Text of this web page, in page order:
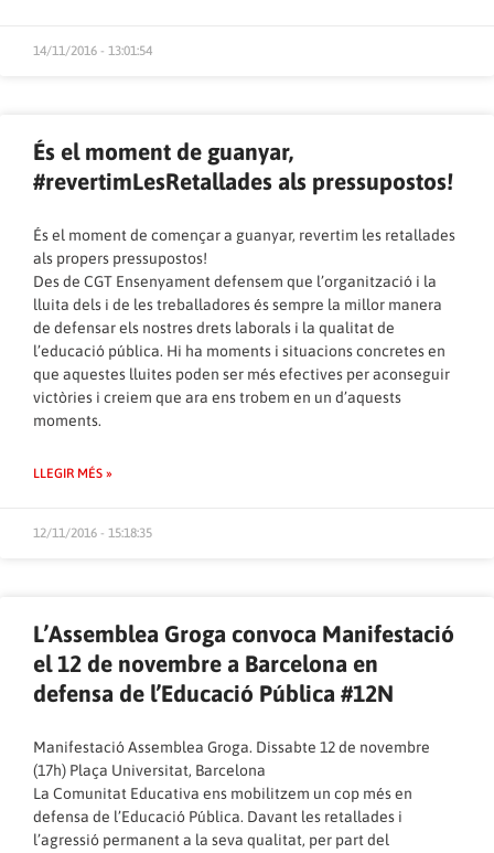
14/11/2016 - 13:01:54
És el moment de guanyar,
#revertimLesRetallades als pressupostos!
És el moment de començar a guanyar, revertim les retallades
als propers pressupostos!
Des de CGT Ensenyament defensem que l’organització i la
lluita dels i de les treballadores és sempre la millor manera
de defensar els nostres drets laborals i la qualitat de
l’educació pública. Hi ha moments i situacions concretes en
que aquestes lluites poden ser més efectives per aconseguir
victòries i creiem que ara ens trobem en un d’aquests
moments.
LLEGIR MÉS »
12/11/2016 - 15:18:35
L’Assemblea Groga convoca Manifestació
el 12 de novembre a Barcelona en
defensa de l’Educació Pública #12N
Manifestació Assemblea Groga. Dissabte 12 de novembre
(17h) Plaça Universitat, Barcelona
La Comunitat Educativa ens mobilitzem un cop més en
defensa de l’Educació Pública. Davant les retallades i
l’agressió permanent a la seva qualitat, per part del